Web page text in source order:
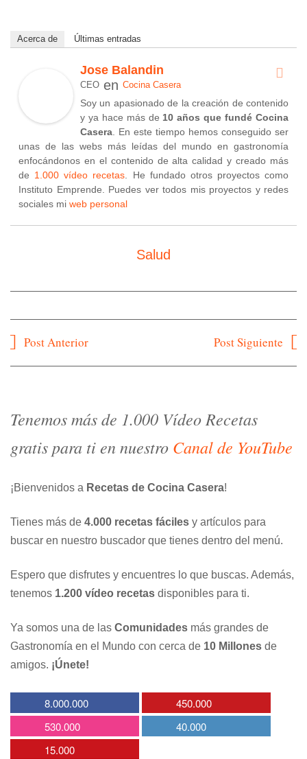
Acerca de Últimas entradas
Jose Balandin
CEO en Cocina Casera
Soy un apasionado de la creación de contenido
y ya hace más de 10 años que fundé Cocina
Casera. En este tiempo hemos conseguido ser
unas de las webs más leídas del mundo en gastronomía
enfocándonos en el contenido de alta calidad y creado más
de 1.000 vídeo recetas. He fundado otros proyectos como
Instituto Emprende. Puedes ver todos mis proyectos y redes
sociales mi web personal
Salud
Navegación
de
Post Anterior Post Siguiente
Tenemos más de 1.000 Vídeo Recetas
gratis para ti en nuestro Canal de YouTube
¡Bienvenidos a Recetas de Cocina Casera!
Tienes más de 4.000 recetas fáciles y artículos para
buscar en nuestro buscador que tienes dentro del menú.
Espero que disfrutes y encuentres lo que buscas. Además,
tenemos 1.200 vídeo recetas disponibles para ti.
Ya somos una de las Comunidades más grandes de
Gastronomía en el Mundo con cerca de 10 Millones de
amigos. ¡Únete!
8.000.000
450.000
530.000
40.000
15.000